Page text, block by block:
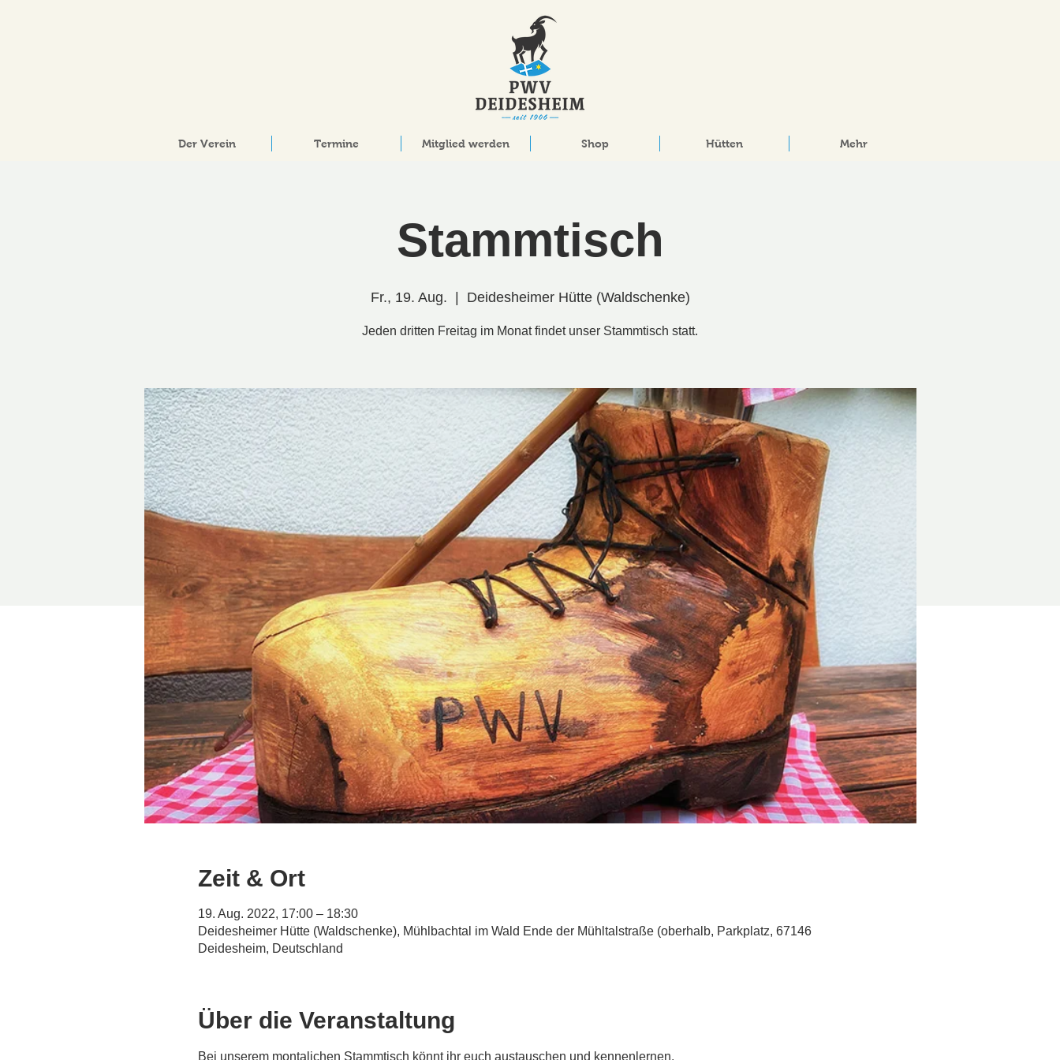
Der Verein Termine Mitglied werden Shop Hütten Mehr
Stammtisch
Fr., 19. Aug. Deidesheimer Hütte (Waldschenke)
Jeden dritten Freitag im Monat findet unser Stammtisch statt.
Zeit & Ort
19. Aug. 2022, 17:00 – 18:30
Deidesheimer Hütte (Waldschenke), Mühlbachtal im Wald Ende der Mühltalstraße (oberhalb, Parkplatz, 67146
Deidesheim, Deutschland
Über die Veranstaltung
Bei unserem montalichen Stammtisch könnt ihr euch austauschen und kennenlernen.